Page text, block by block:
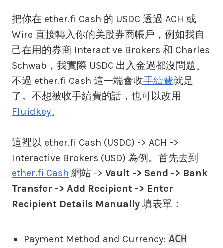
把你在 ether.fi Cash 的 USDC 透過 ACH 或
Wire 直接轉入你的美股券商帳戶，例如我自
己在用的券商 Interactive Brokers 和 Charles
Schwab，我實際 USDC 出入金過都沒問題。
不過 ether.fi Cash 這一端會收手續費就是
了。不想被收手續費的話，也可以改用
Fluidkey。
這裡以 ether.fi Cash (USDC) -> ACH ->
Interactive Brokers (USD) 為例。首先去到
ether.fi Cash 網站 -> Vault -> Send -> Bank
Transfer -> Add Recipient -> Enter
Recipient Details Manually 填表單：
Payment Method and Currency: ACH